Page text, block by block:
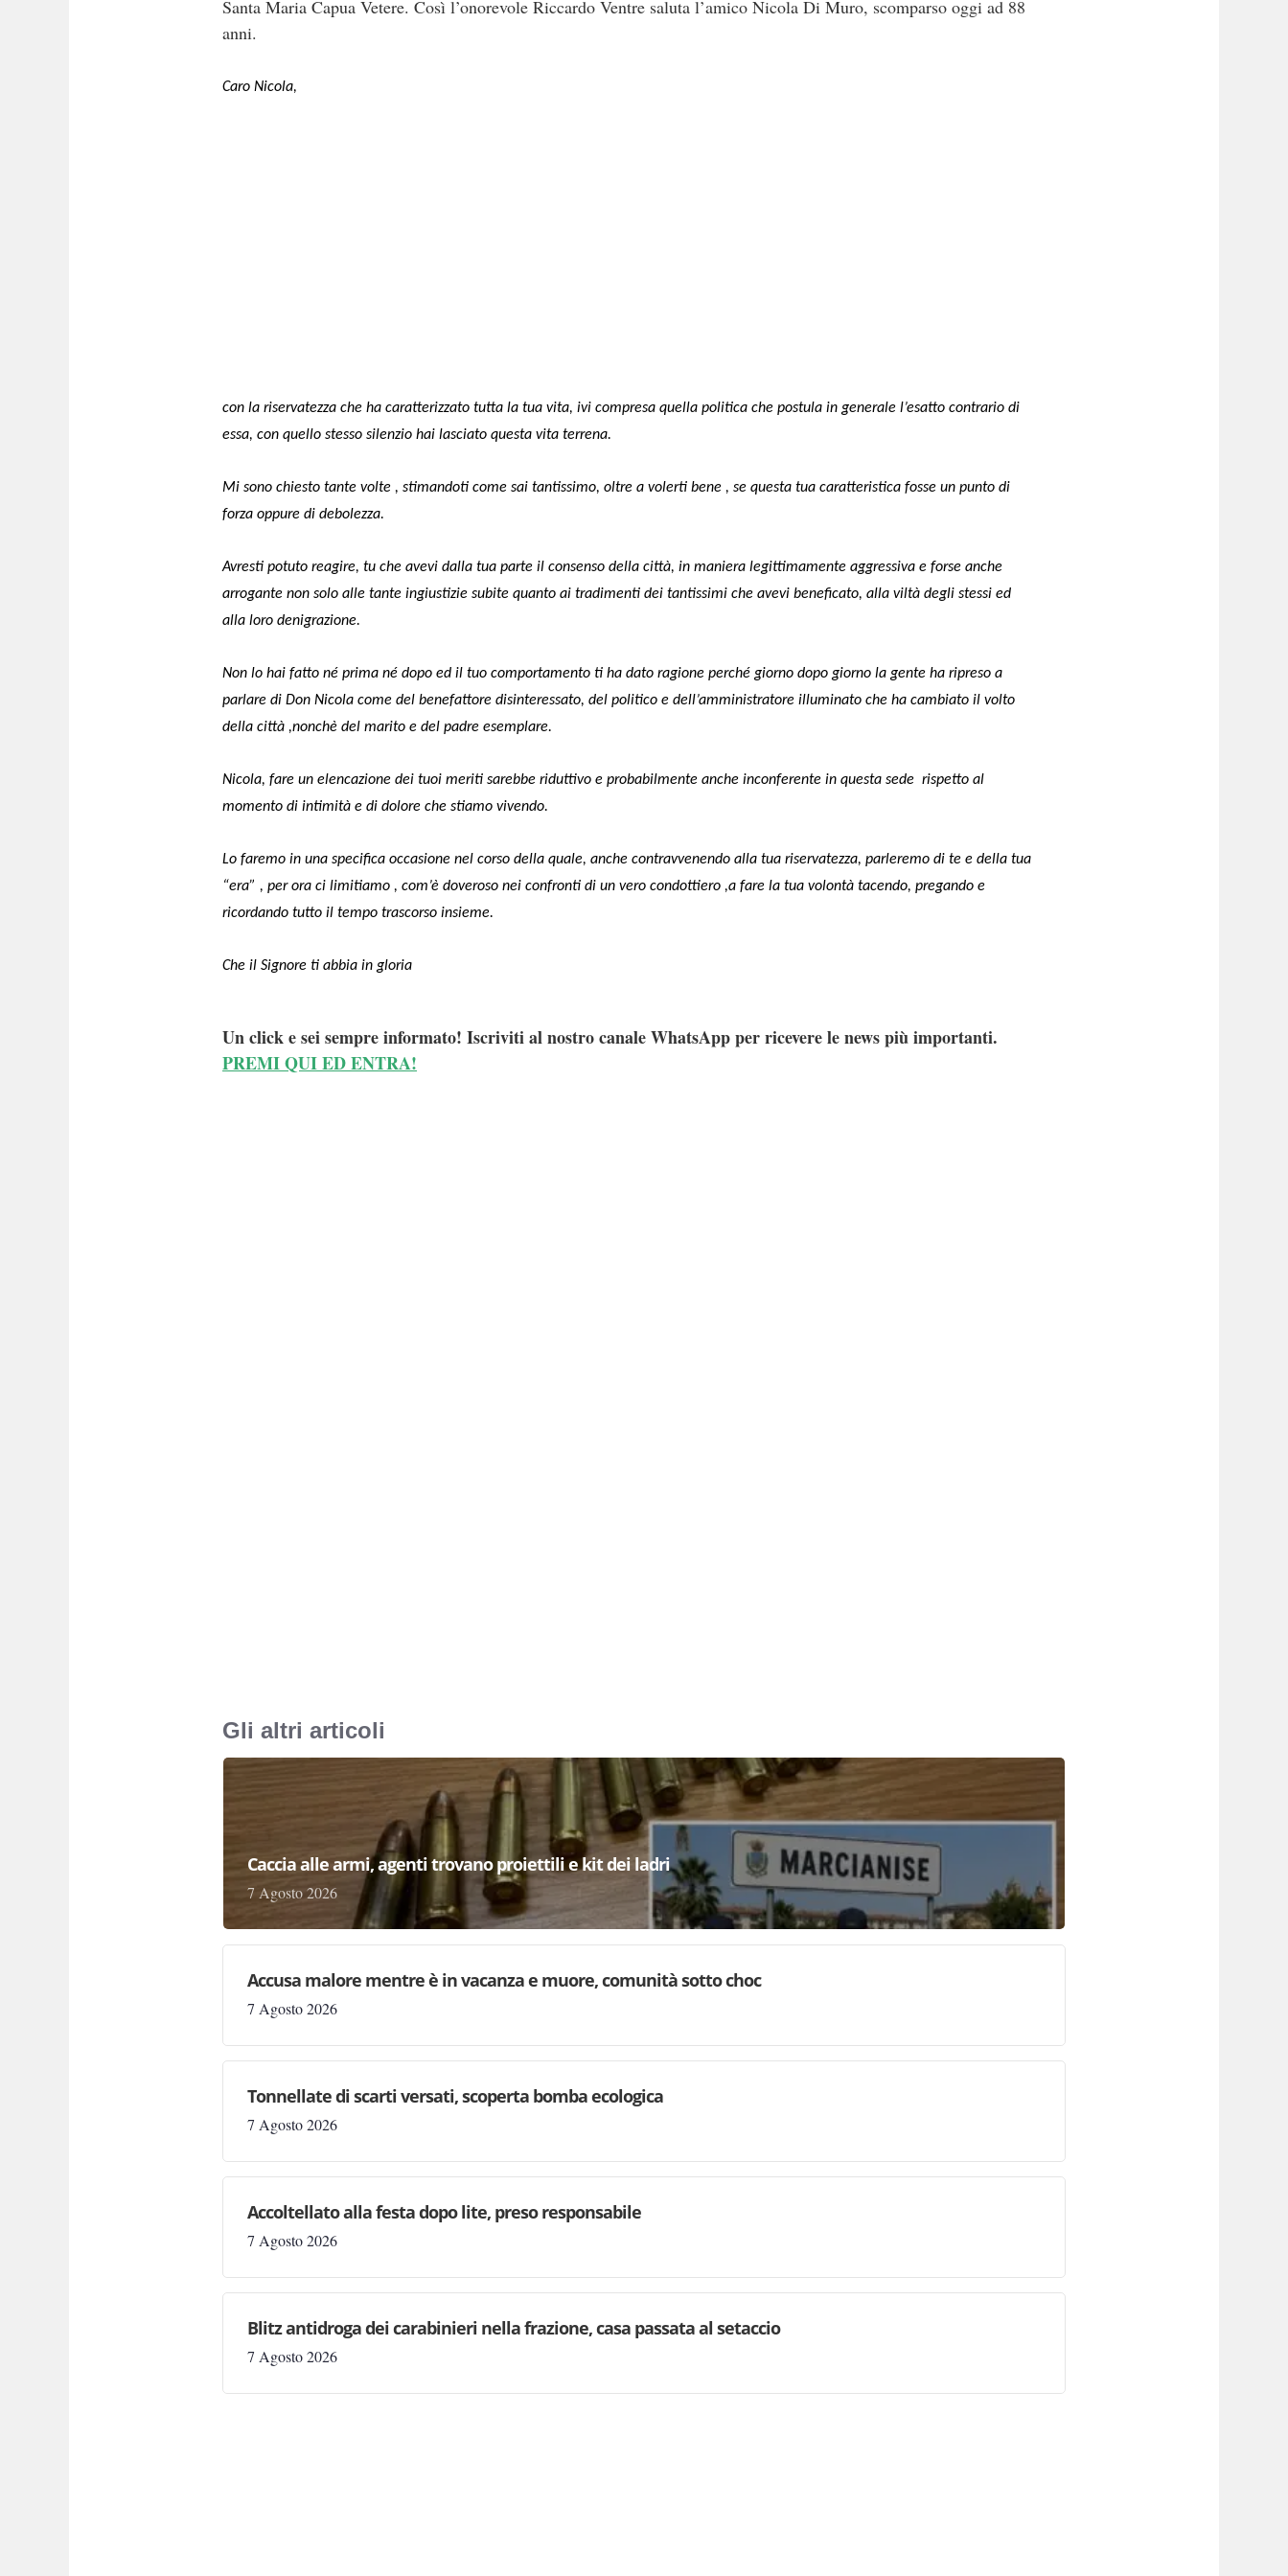
Santa Maria Capua Vetere. Così l’onorevole Riccardo Ventre saluta l’amico Nicola Di Muro, scomparso oggi ad 88
anni.
Caro Nicola,
con la riservatezza che ha caratterizzato tutta la tua vita, ivi compresa quella politica che postula in generale l’esatto contrario di
essa, con quello stesso silenzio hai lasciato questa vita terrena.
Mi sono chiesto tante volte , stimandoti come sai tantissimo, oltre a volerti bene , se questa tua caratteristica fosse un punto di
forza oppure di debolezza.
Avresti potuto reagire, tu che avevi dalla tua parte il consenso della città, in maniera legittimamente aggressiva e forse anche
arrogante non solo alle tante ingiustizie subite quanto ai tradimenti dei tantissimi che avevi beneficato, alla viltà degli stessi ed
alla loro denigrazione.
Non lo hai fatto né prima né dopo ed il tuo comportamento ti ha dato ragione perché giorno dopo giorno la gente ha ripreso a
parlare di Don Nicola come del benefattore disinteressato, del politico e dell’amministratore illuminato che ha cambiato il volto
della città ,nonchè del marito e del padre esemplare.
Nicola, fare un elencazione dei tuoi meriti sarebbe riduttivo e probabilmente anche inconferente in questa sede rispetto al
momento di intimità e di dolore che stiamo vivendo.
Lo faremo in una specifica occasione nel corso della quale, anche contravvenendo alla tua riservatezza, parleremo di te e della tua
“era” , per ora ci limitiamo , com’è doveroso nei confronti di un vero condottiero ,a fare la tua volontà tacendo, pregando e
ricordando tutto il tempo trascorso insieme.
Che il Signore ti abbia in gloria
Un click e sei sempre informato! Iscriviti al nostro canale WhatsApp per ricevere le news più importanti.
PREMI QUI ED ENTRA!
Gli altri articoli
Caccia alle armi, agenti trovano proiettili e kit dei ladri
7 Agosto 2026
Accusa malore mentre è in vacanza e muore, comunità sotto choc
7 Agosto 2026
Tonnellate di scarti versati, scoperta bomba ecologica
7 Agosto 2026
Accoltellato alla festa dopo lite, preso responsabile
7 Agosto 2026
Blitz antidroga dei carabinieri nella frazione, casa passata al setaccio
7 Agosto 2026